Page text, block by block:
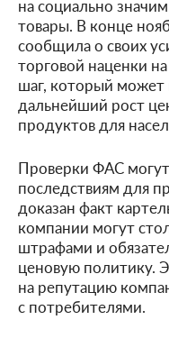
на социально
товары. В конце
сообщила о своих
торговой наценки
шаг, который может
дальнейший рост
продуктов для
Проверки ФАС
последствиям для
доказан факт
компании могут
штрафами и
ценовую политику.
на репутацию
с потребителями.